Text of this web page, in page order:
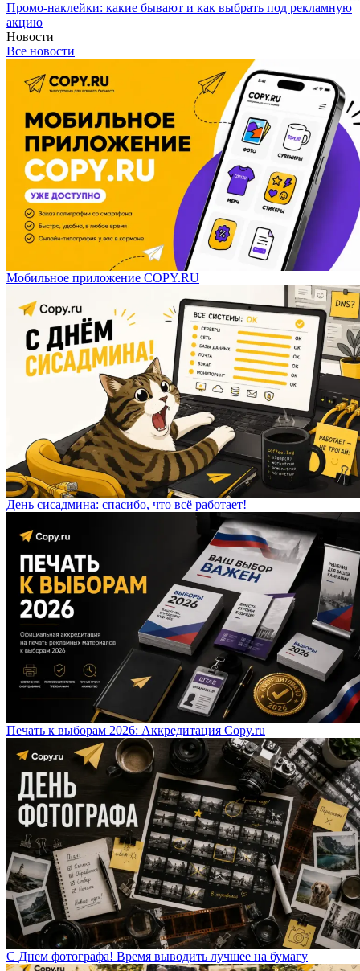
Промо-наклейки: какие бывают и как выбрать под рекламную
акцию
Новости
Все новости
Мобильное приложение COPY.RU
День сисадмина: спасибо, что всё работает!
Печать к выборам 2026: Аккредитация Copy.ru
С Днем фотографа! Время выводить лучшее на бумагу